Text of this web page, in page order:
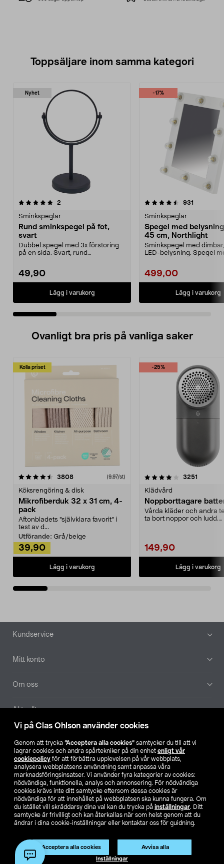
Vi på Clas Ohlson använder cookies
Genom att trycka ”Acceptera alla cookies” samtycker du till att vi
lagrar cookies och andra spårtekniker på din enhet enligt vår
cookiepolicy för att förbättra upplevelsen på vår webbplats,
analysera webbplatsens användning samt anpassa våra
marknadsföringsinsatser. Vi använder fyra kategorier av cookies:
nödvändiga, funktionella, analys och annonsering. För nödvändiga
cookies krävs inte ditt samtycke eftersom dessa cookies är
nödvändiga för att innehållet på webbplatsen ska kunna fungera. Om
du istället vill skräddarsy dina val kan du trycka på inställningar. Ditt
samtycke är frivilligt och kan återkallas när som helst genom att du
ändrar i dina cookie-inställningar eller kontaktar oss för guidning.
Acceptera alla cookies Avvisa alla
Inställningar
Toppsäljare inom samma kategori
Nyhet
2
Sminkspeglar
Rund sminkspegel på fot,
svart
Dubbel spegel med 3x förstoring
på en sida. Svart, rund
49,90
Lägg i varukorg
-17%
4.5 av 5 stjärnor 931
Sminkspeglar
Spegel med
45 cm, Northlight
Sminkspegel med
LED-belysning. Spegel
499,00
Lägg i varukorg
4.5 av 5 stjärnor
Ovanligt bra pris på vanliga saker
Kolla priset
3808recensioner (9,97/st)
Köksrengöring & disk
Mikrofiberduk 32 x 31 cm, 4-
pack
Aftonbladets "självklara favorit” i
test av d...
Utförande: Grå/beige
39,90
Lägg i varukorg
-25%
4.0av 5 stjärnor 3251
Klädvård
Noppborttagare
Vårda kläder och andra
ta bort noppor och ludd.
149,90
Lägg i varukorg
4.5av 5 stjärnor
Sidfot
Kundservice
Mitt konto
Om oss
Aktuellt
Hitta butik
SE NO FI
Köpvillkor Privacy statement Klubbvillkor
För företag
Ändra till priser exklusive moms